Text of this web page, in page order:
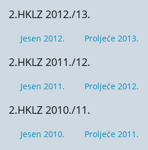
2.HKLZ 2012./13.
Jesen 2012. Proljeće 2013.
2.HKLZ 2011./12.
Jesen 2011. Proljeće 2012.
2.HKLZ 2010./11.
Jesen 2010. Proljeće 2011.